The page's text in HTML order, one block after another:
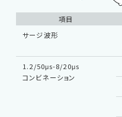
項目
サージ波形
1.2/50μs-8/20μs
コンビネーション